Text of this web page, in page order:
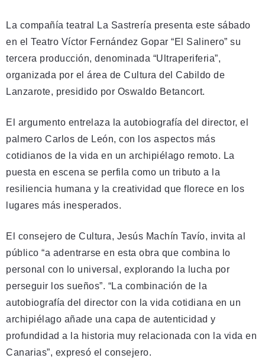
La compañía teatral La Sastrería presenta este sábado
en el Teatro Víctor Fernández Gopar “El Salinero” su
tercera producción, denominada “Ultraperiferia”,
organizada por el área de Cultura del Cabildo de
Lanzarote, presidido por Oswaldo Betancort.
El argumento entrelaza la autobiografía del director, el
palmero Carlos de León, con los aspectos más
cotidianos de la vida en un archipiélago remoto. La
puesta en escena se perfila como un tributo a la
resiliencia humana y la creatividad que florece en los
lugares más inesperados.
El consejero de Cultura, Jesús Machín Tavío, invita al
público “a adentrarse en esta obra que combina lo
personal con lo universal, explorando la lucha por
perseguir los sueños”. “La combinación de la
autobiografía del director con la vida cotidiana en un
archipiélago añade una capa de autenticidad y
profundidad a la historia muy relacionada con la vida en
Canarias”, expresó el consejero.